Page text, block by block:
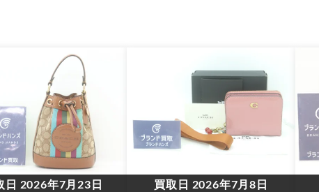
日 2026年7月23日 買取日 2026年7月8日